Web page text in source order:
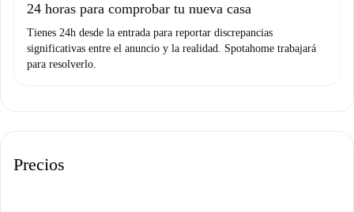
24 horas para comprobar tu nueva casa
Tienes 24h desde la entrada para reportar discrepancias
significativas entre el anuncio y la realidad. Spotahome trabajará
para resolverlo.
Precios